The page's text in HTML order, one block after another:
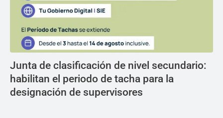
Junta de clasificación de nivel secundario:
habilitan el periodo de tacha para la
designación de supervisores